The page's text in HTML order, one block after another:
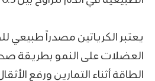
يعتبر الكرياتين مصدراً طبيعي
العضلات على النمو بطريقة
الطاقة أثناء التمارين ورفع